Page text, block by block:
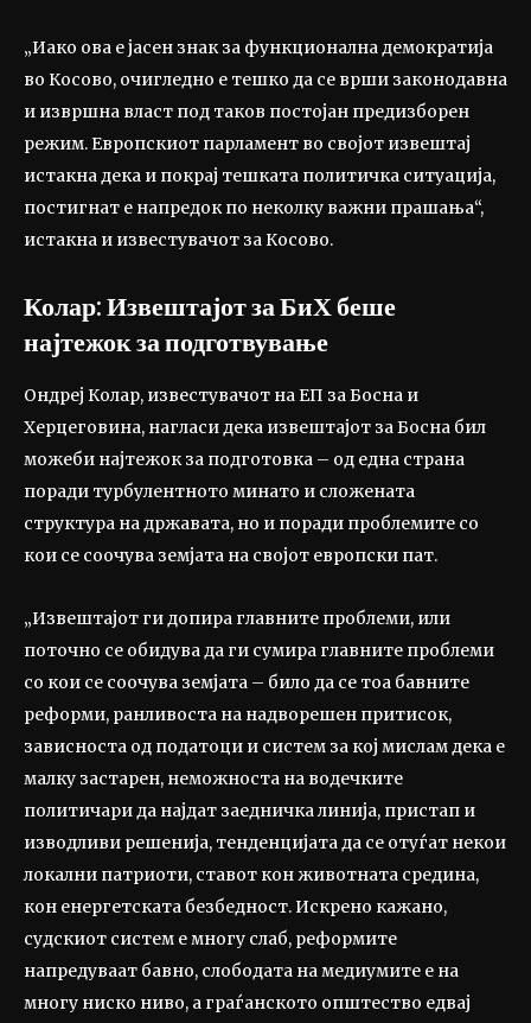
„Иако ова е јасен знак за функционална демократија
во Косово, очигледно е тешко да се врши законодавна
и извршна власт под таков постојан предизборен
режим. Европскиот парламент во својот извештај
истакна дека и покрај тешката политичка ситуација,
постигнат е напредок по неколку важни прашања“,
истакна и известувачот за Косово.
Колар: Извештајот за БиХ беше
најтежок за подготвување
Ондреј Колар, известувачот на ЕП за Босна и
Херцеговина, нагласи дека извештајот за Босна бил
можеби најтежок за подготовка – од една страна
поради турбулентното минато и сложената
структура на државата, но и поради проблемите со
кои се соочува земјата на својот европски пат.
„Извештајот ги допира главните проблеми, или
поточно се обидува да ги сумира главните проблеми
со кои се соочува земјата – било да се тоа бавните
реформи, ранливоста на надворешен притисок,
зависноста од податоци и систем за кој мислам дека е
малку застарен, неможноста на водечките
политичари да најдат заедничка линија, пристап и
изводливи решенија, тенденцијата да се отуѓат некои
локални патриоти, ставот кон животната средина,
кон енергетската безбедност. Искрено кажано,
судскиот систем е многу слаб, реформите
напредуваат бавно, слободата на медиумите е на
многу ниско ниво, а граѓанското општество едвај